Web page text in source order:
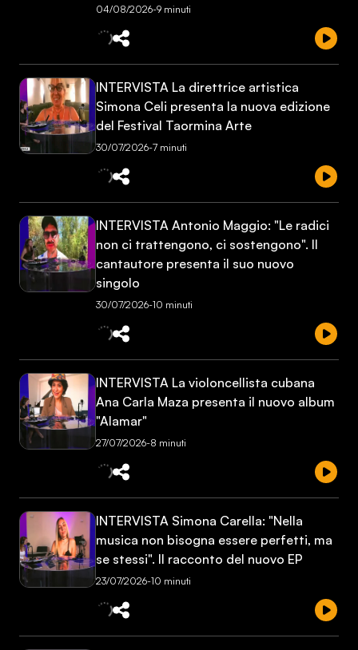
04/08/2026-9 minuti
INTERVISTA La direttrice artistica
Simona Celi presenta la nuova edizione
del Festival Taormina Arte
30/07/2026-7 minuti
INTERVISTA Antonio Maggio: "Le radici
non ci trattengono, ci sostengono". Il
cantautore presenta il suo nuovo
singolo
30/07/2026-10 minuti
INTERVISTA La violoncellista cubana
Ana Carla Maza presenta il nuovo album
"Alamar"
27/07/2026-8 minuti
INTERVISTA Simona Carella: "Nella
musica non bisogna essere perfetti, ma
se stessi". Il racconto del nuovo EP
23/07/2026-10 minuti